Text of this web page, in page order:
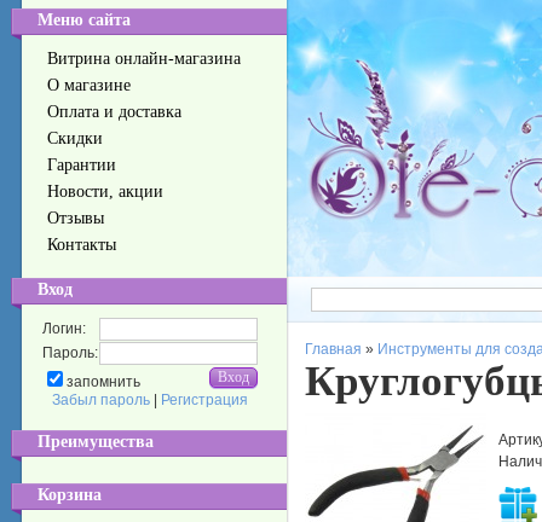
Меню сайта
Витрина онлайн-магазина
О магазине
Оплата и доставка
Скидки
Гарантии
Новости, акции
Отзывы
Контакты
Вход
Логин:
Пароль:
запомнить
Забыл пароль
Регистрация
Преимущества
Корзина
Главная » Инструменты для